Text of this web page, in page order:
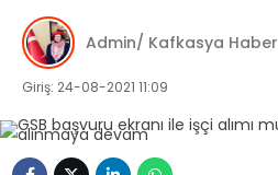
Admin/ Kafkasya Haber
Giriş: 24-08-2021 11:09